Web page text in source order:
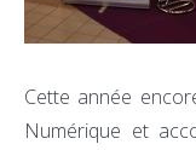
Cette année
Numérique et